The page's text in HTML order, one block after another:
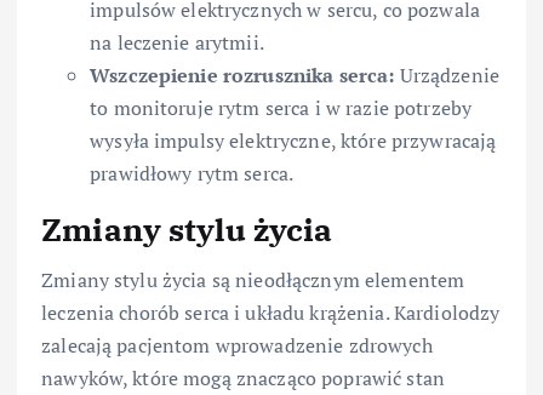
impulsów elektrycznych w sercu, co pozwala
na leczenie arytmii.
Wszczepienie rozrusznika serca: Urządzenie
to monitoruje rytm serca i w razie potrzeby
wysyła impulsy elektryczne, które przywracają
prawidłowy rytm serca.
Zmiany stylu życia
Zmiany stylu życia są nieodłącznym elementem
leczenia chorób serca i układu krążenia. Kardiolodzy
zalecają pacjentom wprowadzenie zdrowych
nawyków, które mogą znacząco poprawić stan